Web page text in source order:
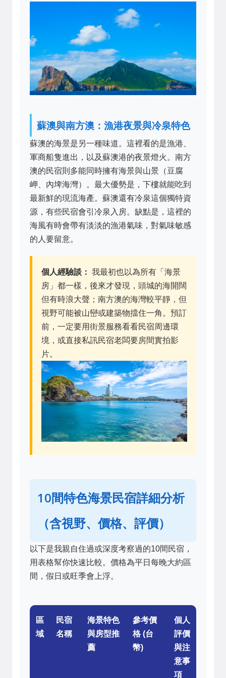
蘇澳與南方澳：漁港夜景與冷泉特色
蘇澳的海景是另一種味道。這裡看的是漁港、
軍商船隻進出，以及蘇澳港的夜景燈火。南方
澳的民宿則多能同時擁有海景與山景（豆腐
岬、內埤海灣）。最大優勢是，下樓就能吃到
最新鮮的現流海產。蘇澳還有冷泉這個獨特資
源，有些民宿會引冷泉入房。缺點是，這裡的
海風有時會帶有淡淡的漁港氣味，對氣味敏感
的人要留意。
個人經驗談： 我最初也以為所有「海景
房」都一樣，後來才發現，頭城的海開闊
但有時浪大聲；南方澳的海灣較平靜，但
視野可能被山巒或建築物擋住一角。預訂
前，一定要用街景服務看看民宿周邊環
境，或直接私訊民宿老闆要房間實拍影
片。
10間特色海景民宿詳細分析
（含視野、價格、評價）
以下是我親自住過或深度考察過的10間民宿，
用表格幫你快速比較。價格為平日每晚大約區
間，假日或旺季會上浮。
區
域
民宿
名稱
海景特色
與房型推
薦
參考價
格 (台
幣)
個人
評價
與注
意事
項